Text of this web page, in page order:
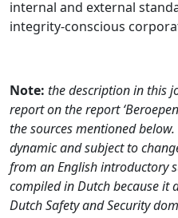
internal and external
integrity-conscious
Note: the description in this
report on the report
the sources mentioned
dynamic and subject to
from an English introductory
compiled in Dutch because it
Dutch Safety and Security